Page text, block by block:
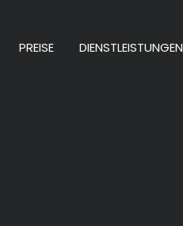
PREISE DIENSTLEISTUNGEN